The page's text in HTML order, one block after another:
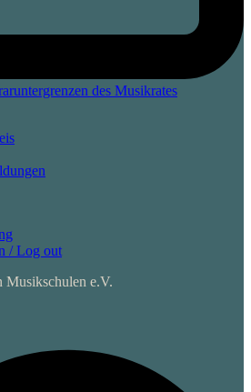
des Musikrates
/ Log out
Musikschulen e.V.